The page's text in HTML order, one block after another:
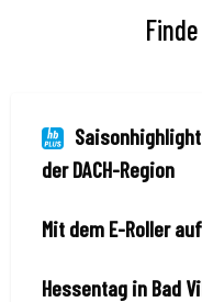
der DACH-Region
Mit dem E-Roller
Hessentag in Bad